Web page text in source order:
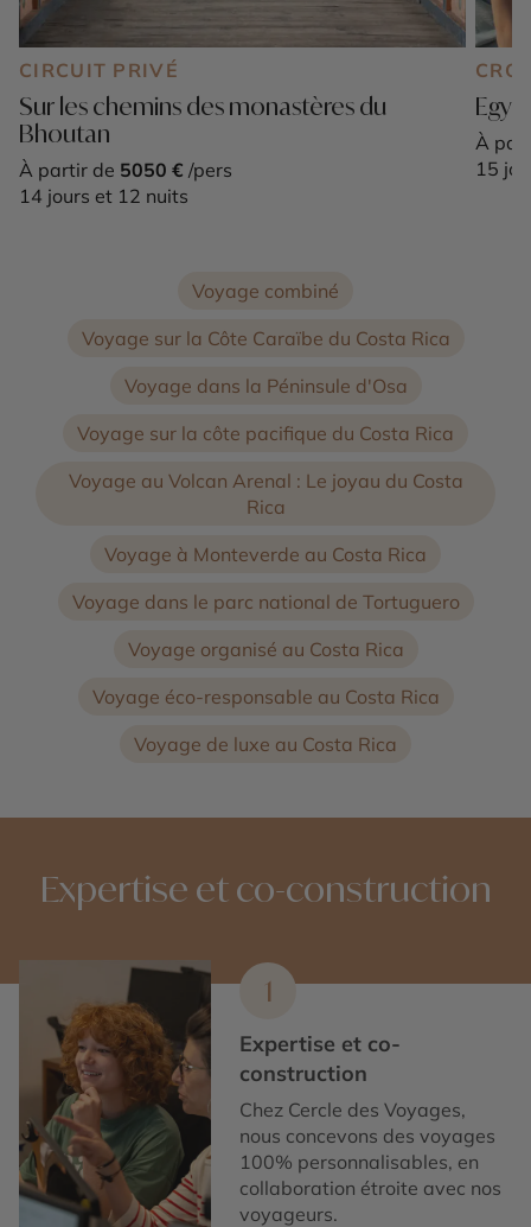
CIRCUIT PRIVÉ
Sur les chemins des monastères du
Bhoutan
À partir de 5050 € /pers
14 jours et 12 nuits
À
15
Voyage combiné
Voyage sur la Côte Caraïbe du Costa Rica
Voyage dans la Péninsule d'Osa
Voyage sur la côte pacifique du Costa Rica
Voyage au Volcan Arenal : Le joyau du Costa
Rica
Voyage à Monteverde au Costa Rica
Voyage dans le parc national de Tortuguero
Voyage organisé au Costa Rica
Voyage éco-responsable au Costa Rica
Voyage de luxe au Costa Rica
Expertise et co-construction
1
Expertise et co-
construction
Chez Cercle des Voyages,
nous concevons des voyages
100% personnalisables, en
collaboration étroite avec nos
voyageurs.